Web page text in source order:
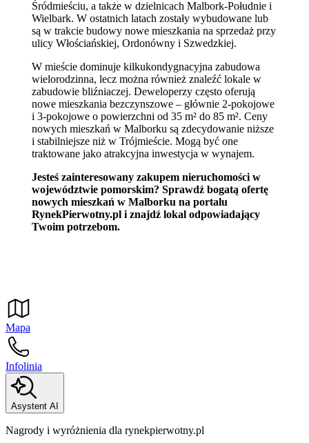
Śródmieściu, a także w dzielnicach Malbork-Południe i
Wielbark. W ostatnich latach zostały wybudowane lub
są w trakcie budowy nowe mieszkania na sprzedaż przy
ulicy Włościańskiej, Ordonówny i Szwedzkiej.
W mieście dominuje kilkukondygnacyjna zabudowa
wielorodzinna, lecz można również znaleźć lokale w
zabudowie bliźniaczej. Deweloperzy często oferują
nowe mieszkania bezczynszowe – głównie 2-pokojowe
i 3-pokojowe o powierzchni od 35 m² do 85 m². Ceny
nowych mieszkań w Malborku są zdecydowanie niższe
i stabilniejsze niż w Trójmieście. Mogą być one
traktowane jako atrakcyjna inwestycja w wynajem.
Jesteś zainteresowany zakupem nieruchomości w
województwie pomorskim? Sprawdź bogatą ofertę
nowych mieszkań w Malborku na portalu
RynekPierwotny.pl i znajdź lokal odpowiadający
Twoim potrzebom.
Mapa
Infolinia
Asystent AI
Nagrody i wyróżnienia dla rynekpierwotny.pl